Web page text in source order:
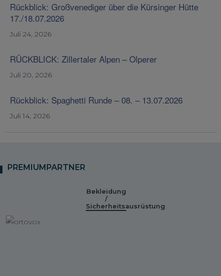
Rückblick: Großvenediger über die Kürsinger Hütte
17./18.07.2026
Juli 24, 2026
RÜCKBLICK: Zillertaler Alpen – Olperer
Juli 20, 2026
Rückblick: Spaghetti Runde – 08. – 13.07.2026
Juli 14, 2026
PREMIUMPARTNER
Bekleidung
/
Sicherheitsausrüstung